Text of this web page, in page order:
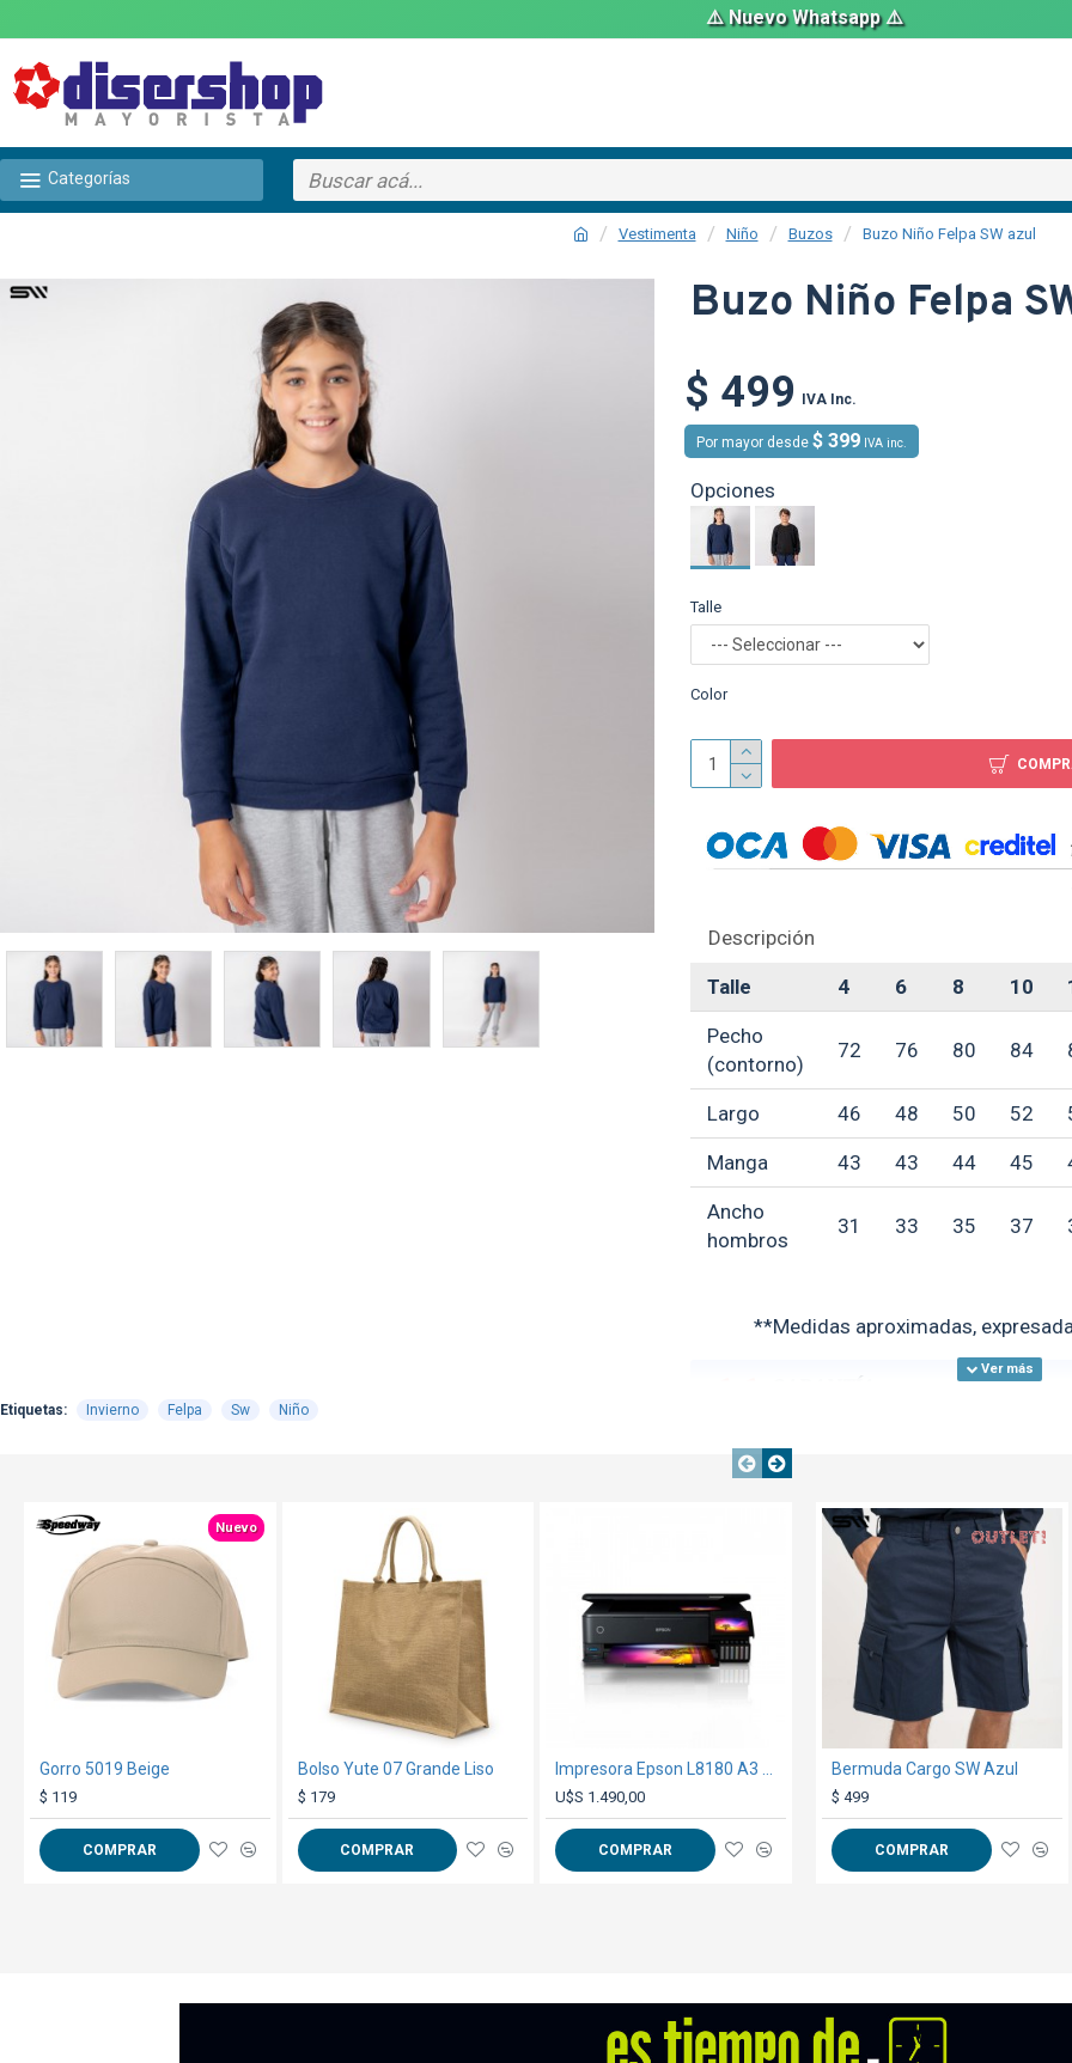
⚠️ Nuevo Whatsapp ⚠️
Categorías
Vestimenta Niño Buzos Buzo Niño Felpa SW azul
TEXTTRANSPARENTE Buzo Niño Felpa
$ 499 IVA Inc.
Por mayor desde $ 399 IVA inc.
Opciones
Talle
Color
Descripción
Talle 4 6 8 10
Pecho
(contorno)
72 76 80 84
Largo 46 48 50 52
Manga 43 43 44 45
Ancho
hombros
31 33 35 37
**Medidas aproximadas,
ver condiciones
Etiquetas: Invierno Felpa Sw Niño
Nuevo
TEXTTRANSPARENTE
Gorro 5019 Beige
$ 119
COMPRAR
Bolso Yute 07 Grande Liso
$ 179
COMPRAR
U$S 1.490,00
COMPRAR
Nuevo
TEXTTRANSPARENTE
$ 229
COMPRAR
TEXTTRANSPARENTEOUT
Bermuda Cargo SW Azul
$ 499
COMPRAR